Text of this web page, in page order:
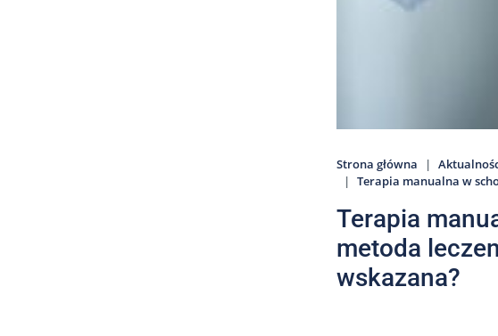
Strona główna
Terapia manualna w
Terapia
metoda
wskazana?